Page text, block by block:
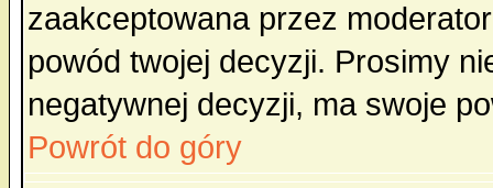
zaakceptowana przez
powód twojej decyzji. Prosimy
negatywnej decyzji, ma swoje
Powrót do góry